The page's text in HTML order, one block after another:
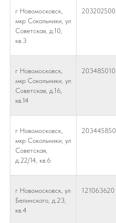
г Новомосковск,
мкр Сокольники, ул
Советская, д.10,
кв.3
203202500
г Новомосковск,
мкр Сокольники, ул
Советская, д.16,
кв.14
203485010
г Новомосковск,
мкр Сокольники, ул
Советская,
д.22/14, кв.6
203445850
г Новомосковск, ул
Белинского, д.23,
кв.4
121063620